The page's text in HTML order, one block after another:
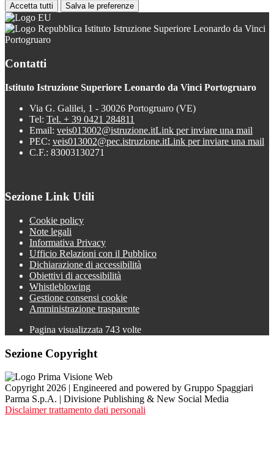
Accetta tutti Salva le preferenze
Istituto Istruzione Superiore Leonardo da Vinci
Portogruaro
Contatti
Istituto Istruzione Superiore Leonardo da Vinci Portogruaro
Via G. Galilei, 1 - 30026 Portogruaro (VE)
Tel: Tel. + 39 0421 284811
Email: veis013002@istruzione.itLink per inviare una mail
PEC: veis013002@pec.istruzione.itLink per inviare una mail
C.F.: 83003130271
Sezione Link Utili
Cookie policy
Note legali
Informativa Privacy
Ufficio Relazioni con il Pubblico
Dichiarazione di accessibilità
Obiettivi di accessibilità
Whistleblowing
Gestione consensi cookie
Amministrazione trasparente
Pagina visualizzata 743 volte
Sezione Copyright
Copyright 2026 | Engineered and powered by Gruppo Spaggiari
Parma S.p.A. | Divisione Publishing & New Social Media
Disclaimer trattamento dati personali